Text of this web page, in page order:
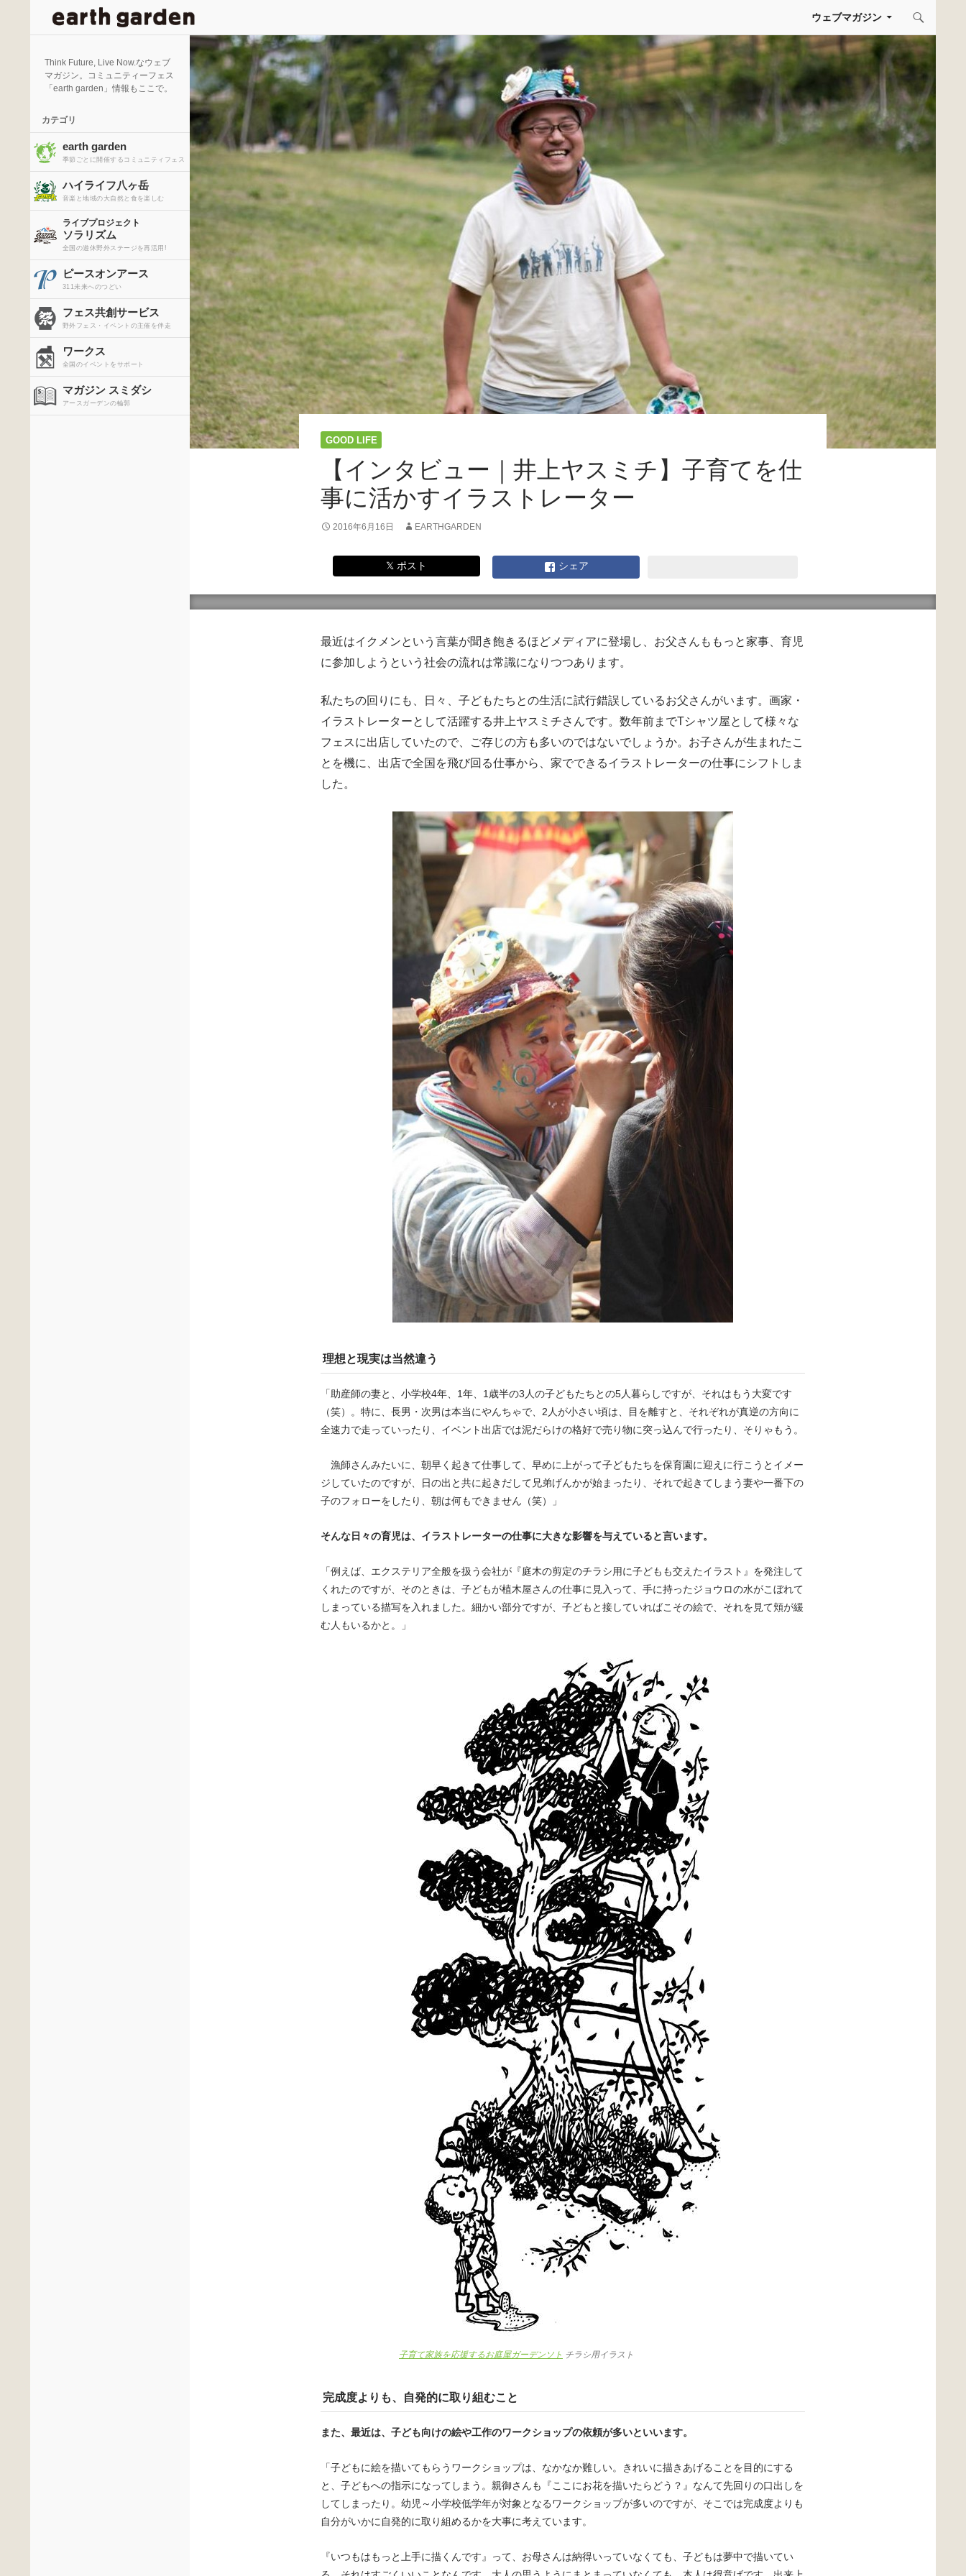
ウェブマガジン
GOOD LIFE
【インタビュー｜井上ヤスミチ】子育てを仕
事に活かすイラストレーター
2016年6月16日 EARTHGARDEN
𝕏 ポスト シェア
最近はイクメンという言葉が聞き飽きるほどメディアに登場し、お父さんももっと家事、育児
に参加しようという社会の流れは常識になりつつあります。
私たちの回りにも、日々、子どもたちとの生活に試行錯誤しているお父さんがいます。画家・
イラストレーターとして活躍する井上ヤスミチさんです。数年前までTシャツ屋として様々な
フェスに出店していたので、ご存じの方も多いのではないでしょうか。お子さんが生まれたこ
とを機に、出店で全国を飛び回る仕事から、家でできるイラストレーターの仕事にシフトしま
した。
理想と現実は当然違う
「助産師の妻と、小学校4年、1年、1歳半の3人の子どもたちとの5人暮らしですが、それはもう大変です
（笑）。特に、長男・次男は本当にやんちゃで、2人が小さい頃は、目を離すと、それぞれが真逆の方向に
全速力で走っていったり、イベント出店では泥だらけの格好で売り物に突っ込んで行ったり、そりゃもう。
漁師さんみたいに、朝早く起きて仕事して、早めに上がって子どもたちを保育園に迎えに行こうとイメー
ジしていたのですが、日の出と共に起きだして兄弟げんかが始まったり、それで起きてしまう妻や一番下の
子のフォローをしたり、朝は何もできません（笑）」
そんな日々の育児は、イラストレーターの仕事に大きな影響を与えていると言います。
「例えば、エクステリア全般を扱う会社が『庭木の剪定のチラシ用に子どもも交えたイラスト』を発注して
くれたのですが、そのときは、子どもが植木屋さんの仕事に見入って、手に持ったジョウロの水がこぼれて
しまっている描写を入れました。細かい部分ですが、子どもと接していればこその絵で、それを見て頬が緩
む人もいるかと。」
子育て家族を応援するお庭屋ガーデンソト チラシ用イラスト
完成度よりも、自発的に取り組むこと
また、最近は、子ども向けの絵や工作のワークショップの依頼が多いといいます。
「子どもに絵を描いてもらうワークショップは、なかなか難しい。きれいに描きあげることを目的にする
と、子どもへの指示になってしまう。親御さんも『ここにお花を描いたらどう？』なんて先回りの口出しを
してしまったり。幼児～小学校低学年が対象となるワークショップが多いのですが、そこでは完成度よりも
自分がいかに自発的に取り組めるかを大事に考えています。
『いつもはもっと上手に描くんです』って、お母さんは納得いっていなくても、子どもは夢中で描いてい
Think Future, Live Now.なウェブ
マガジン。コミュニティーフェス
「earth garden」情報もここで。
カテゴリ
earth garden
季節ごとに開催するコミュニティフェス
ハイライフ八ヶ岳
音楽と地域の大自然と食を楽しむ
ライブプロジェクト
ソラリズム
全国の遊休野外ステージを再活用!
ピースオンアース
311未来へのつどい
フェス共創サービス
野外フェス・イベントの主催を伴走
ワークス
全国のイベントをサポート
マガジン スミダシ
アースガーデンの輪郭